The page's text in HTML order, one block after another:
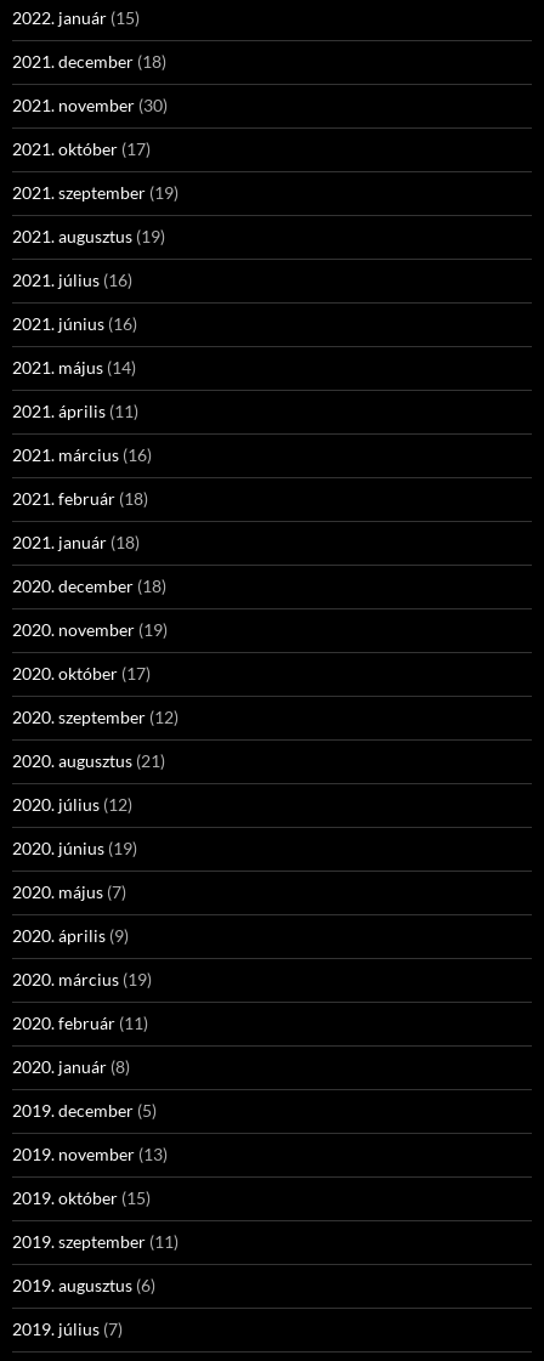
2022. január (15)
2021. december (18)
2021. november (30)
2021. október (17)
2021. szeptember (19)
2021. augusztus (19)
2021. július (16)
2021. június (16)
2021. május (14)
2021. április (11)
2021. március (16)
2021. február (18)
2021. január (18)
2020. december (18)
2020. november (19)
2020. október (17)
2020. szeptember (12)
2020. augusztus (21)
2020. július (12)
2020. június (19)
2020. május (7)
2020. április (9)
2020. március (19)
2020. február (11)
2020. január (8)
2019. december (5)
2019. november (13)
2019. október (15)
2019. szeptember (11)
2019. augusztus (6)
2019. július (7)